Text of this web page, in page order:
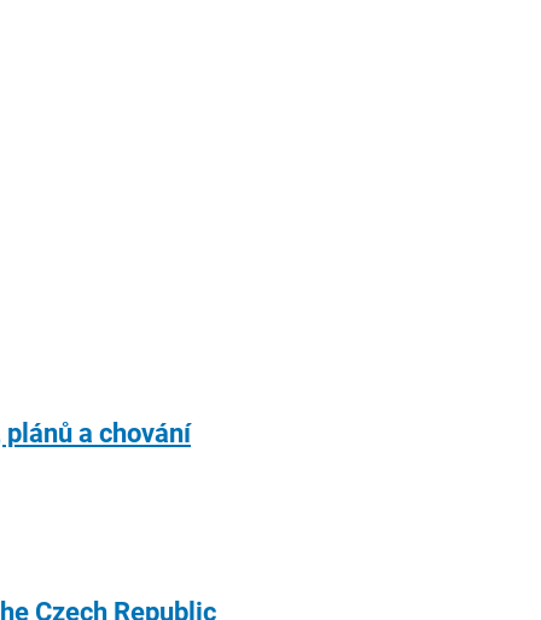
a chování
Czech Republic